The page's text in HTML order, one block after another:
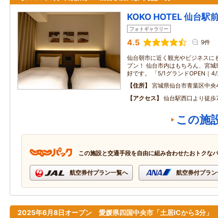
KOKO HOTEL 仙台駅
フォトギャラリー
4.5 9件
仙台朝市に近く観光やビジネスに
プン！ 仙台市内はもちろん、宮
好です。 「5/1グランドOPEN｜
住所
宮城県仙台市青葉区中
アクセス
仙台駅西口より徒歩
この施
この施設と交通手段を自由に組み合わせたおトクな
航空券付プラン一覧へ 航空券付プラ
2025年6月8日オープン 愛媛県四国中央市「土居ICから3分」